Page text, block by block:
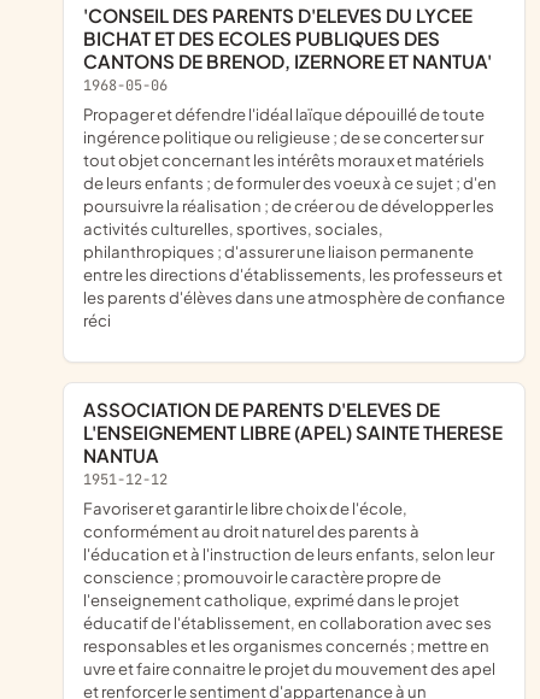
'CONSEIL DES PARENTS D'ELEVES DU LYCEE
BICHAT ET DES ECOLES PUBLIQUES DES
CANTONS DE BRENOD, IZERNORE ET NANTUA'
1968-05-06
propager et défendre l'idéal laïque dépouillé de toute
ingérence politique ou religieuse ; de se concerter sur
tout objet concernant les intérêts moraux et matériels
de leurs enfants ; de formuler des voeux à ce sujet ; d'en
poursuivre la réalisation ; de créer ou de développer les
activités culturelles, sportives, sociales,
philanthropiques ; d'assurer une liaison permanente
entre les directions d'établissements, les professeurs et
les parents d'élèves dans une atmosphère de confiance
réci
ASSOCIATION DE PARENTS D'ELEVES DE
L'ENSEIGNEMENT LIBRE (APEL) SAINTE THERESE
NANTUA
1951-12-12
favoriser et garantir le libre choix de l'école,
conformément au droit naturel des parents à
l'éducation et à l'instruction de leurs enfants, selon leur
conscience ; promouvoir le caractère propre de
l'enseignement catholique, exprimé dans le projet
éducatif de l'établissement, en collaboration avec ses
responsables et les organismes concernés ; mettre en
uvre et faire connaitre le projet du mouvement des apel
et renforcer le sentiment d'appartenance à un